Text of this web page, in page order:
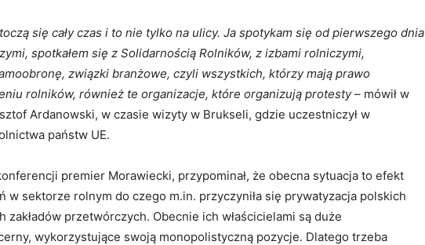
się cały czas i to nie tylko na ulicy. Ja spotykam się od pierwszego dnia
spotkałem się z Solidarnością Rolników, z izbami rolniczymi,
związki branżowe, czyli wszystkich, którzy mają prawo
rolników, również te organizacje, które organizują protesty– mówił w
Ardanowski, w czasie wizyty w Brukseli, gdzie uczestniczył w
państw UE.
premier Morawiecki, przypominał, że obecna sytuacja to efekt
w sektorze rolnym do czego m.in. przyczyniła się prywatyzacja polskich
przetwórczych. Obecnie ich właścicielami są duże
wykorzystujące swoją monopolistyczną pozycje. Dlatego trzeba